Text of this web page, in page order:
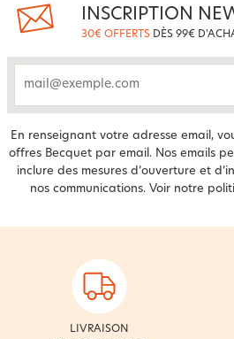
INSCRIPTION
30€ OFFERTS DÈS 99€
En renseignant votre adresse email,
offres Becquet par email. Nos emails
inclure des mesures d’ouverture et
nos communications. Voir notre
LIVRAISON